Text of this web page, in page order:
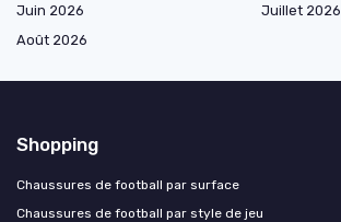
Juin 2026
Juillet 2026
Août 2026
Shopping
Chaussures de football par surface
Chaussures de football par style de jeu